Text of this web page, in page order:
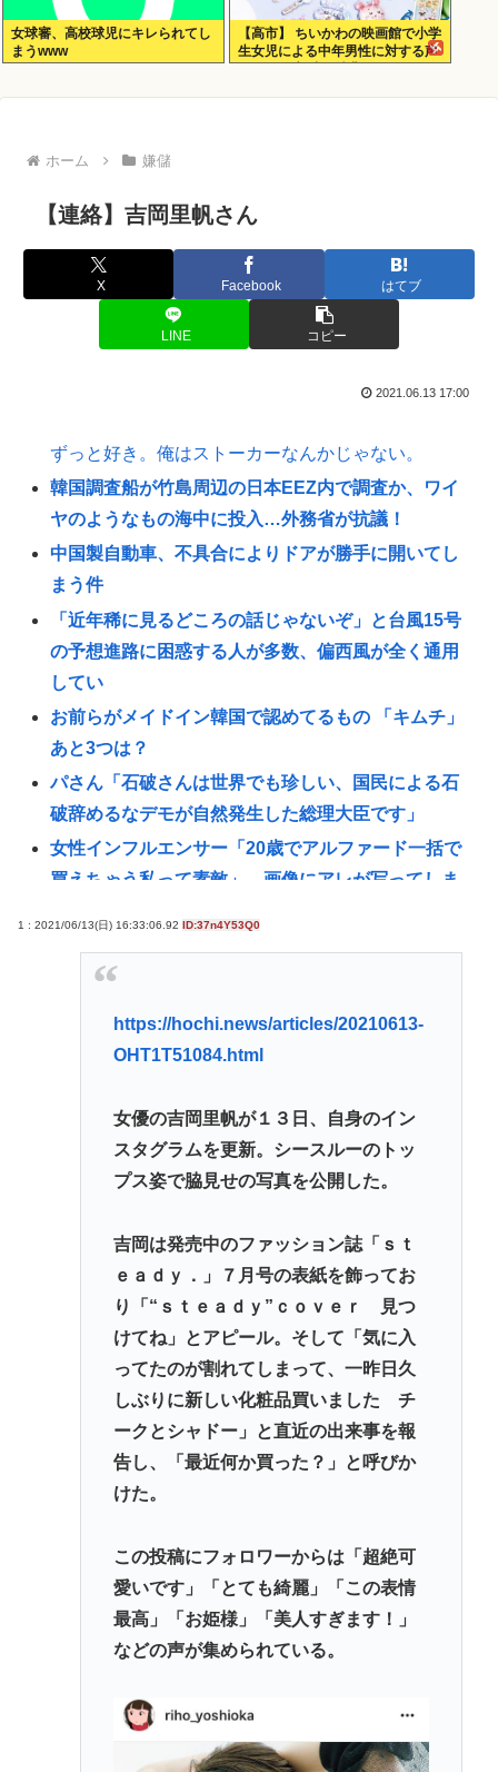
女球審、高校球児にキレられてし
まうwww
【高市】 ちいかわの映画館で小学
生女児による中年男性に対する声
ホーム 嫌儲
【連絡】吉岡里帆さん
X Facebook はてブ
LINE コピー
2021.06.13 17:00
ずっと好き。俺はストーカーなんかじゃない。
韓国調査船が竹島周辺の日本EEZ内で調査か、ワイ
ヤのようなもの海中に投入…外務省が抗議！
中国製自動車、不具合によりドアが勝手に開いてし
まう件
「近年稀に見るどころの話じゃないぞ」と台風15号
の予想進路に困惑する人が多数、偏西風が全く通用
してい
お前らがメイドイン韓国で認めてるもの 「キムチ」
あと3つは？
パさん「石破さんは世界でも珍しい、国民による石
破辞めるなデモが自然発生した総理大臣です」
女性インフルエンサー「20歳でアルファード一括で
買えちゃう私って素敵」→画像にアレが写ってしま
【悲報】デカイファミチキだと思って買ったら小さ
【悲報】とんでもないヤバい台風さん、お盆を直撃
ファン付き作業着使用男性熱中症で死亡 スポーツ
ドリンクやゼリー飲料持参も [8/8]
【緊急】少子化の原因、判明するwww
なして君ら「テスラ」買わないの？モデル3なら300
万程度で買える.コスパ最強車がここにあるのに
林家パー子、認知症が進行「一人で外出られない」
難聴で夫・ペーと「筆談」…自宅全焼から約1年
一番うまい葉っぱがほうれん草という風潮
Powered by livedoor 相互RSS
1 : 2021/06/13(日) 16:33:06.92 ID:37n4Y53Q0
https://hochi.news/articles/20210613-
OHT1T51084.html
女優の吉岡里帆が１３日、自身のイン
スタグラムを更新。シースルーのトッ
プス姿で脇見せの写真を公開した。
吉岡は発売中のファッション誌「ｓｔ
ｅａｄｙ．」７月号の表紙を飾ってお
り「“ｓｔｅａｄｙ”ｃｏｖｅｒ 見つ
けてね」とアピール。そして「気に入
ってたのが割れてしまって、一昨日久
しぶりに新しい化粧品買いました チ
ークとシャドー」と直近の出来事を報
告し、「最近何か買った？」と呼びか
けた。
この投稿にフォロワーからは「超絶可
愛いです」「とても綺麗」「この表情
最高」「お姫様」「美人すぎます！」
などの声が集められている。